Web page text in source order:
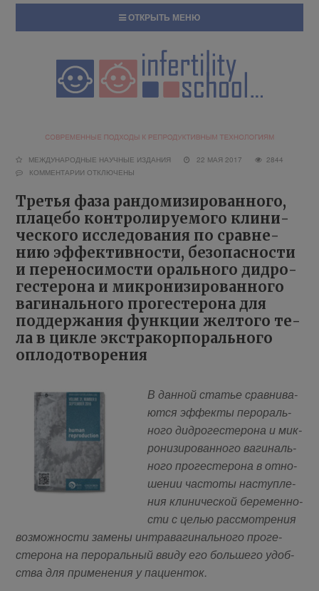
ОТКРЫТЬ МЕНЮ
МЕЖДУНАРОДНЫЕ НАУЧНЫЕ ИЗДАНИЯ 22 МАЯ 2017
2844
КОММЕНТАРИИ ОТКЛЮЧЕНЫ
Тре­тья фа­за ран­до­ми­зи­ро­ван­но­го,
пла­це­бо кон­тро­ли­ру­е­мо­го кли­ни­
че­ско­го ис­сле­до­ва­ния по срав­не­
нию эф­фек­тив­но­сти, без­опас­но­сти
и пе­ре­но­си­мо­сти ораль­но­го дид­ро­
ге­сте­ро­на и мик­ро­ни­зи­ро­ван­но­го
ва­ги­наль­но­го про­ге­сте­ро­на для
под­дер­жа­ния функ­ции жел­то­го те­
ла в цик­ле экс­тра­кор­по­раль­но­го
опло­до­тво­ре­ния
В дан­ной ста­тье срав­ни­ва­
ют­ся эф­фек­ты пе­ро­раль­
но­го дид­ро­ге­сте­ро­на и мик­
ро­ни­зи­ро­ван­но­го ва­ги­наль­
но­го про­ге­сте­ро­на в от­но­
ше­нии ча­сто­ты на­ступ­ле­
ния кли­ни­че­ской бе­ре­мен­но­
сти с це­лью рас­смот­ре­ния
воз­мож­но­сти за­ме­ны ин­тра­ва­ги­наль­но­го про­ге­
сте­ро­на на пе­ро­раль­ный вви­ду его боль­ше­го удоб­
ства для при­ме­не­ния у па­ци­енток.